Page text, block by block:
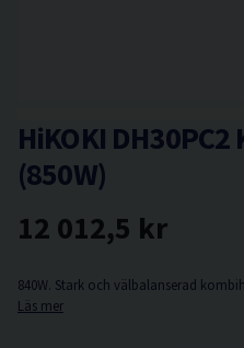
HiKOKI
(850W)
12 012,5 kr
840W. Stark och välbalanserad
Läs mer